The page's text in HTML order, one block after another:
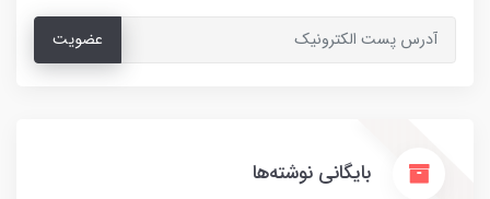
عضویت
بایگانی نوشته‌ها